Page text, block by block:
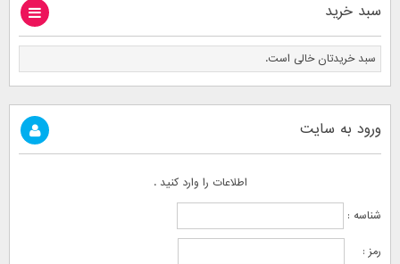
سبد خرید
سبد خریدتان خالی است.
ورود به سایت
اطلاعات را وارد کنید .
شناسه :
رمز :